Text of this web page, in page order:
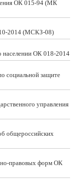
ОК 015-94 (МК
2014 (МСКЗ-08)
населении ОК 018-2014
социальной защите
управления
общероссийских
правовых форм ОК